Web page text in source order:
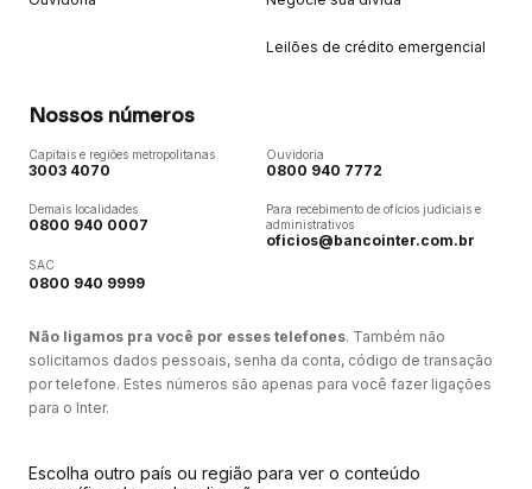
Leilões de crédito emergencial
Nossos números
Capitais e regiões metropolitanas
3003 4070
Demais localidades
0800 940 0007
SAC
0800 940 9999
Ouvidoria
0800 940 7772
Para recebimento de ofícios judiciais e
administrativos
oficios@bancointer.com.br
Não ligamos pra você por esses telefones. Também não
solicitamos dados pessoais, senha da conta, código de transação
por telefone. Estes números são apenas para você fazer ligações
para o Inter.
Escolha outro país ou região para ver o conteúdo